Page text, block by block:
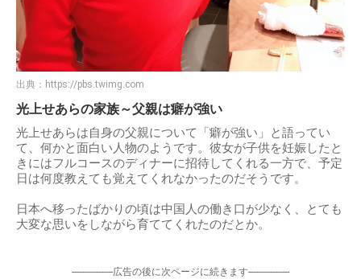
出典： https://pbs.twimg.com
光上せあらの家族～父親は癖が強い
光上せあらは自身の父親について「癖が強い」と語ってい
て、何かと面白い人物のようです。彼女が子供を妊娠したと
きにはフルコースのディナーに招待してくれる一方で、予定
日は何度教えても覚えてくれなかったのだそうです。
日本へ移ったばかりの頃は中国人の働き口が少なく、とても
大変な思いをしながら育ててくれたのだとか。
-----------------広告の後に次ページに続きます-----------------